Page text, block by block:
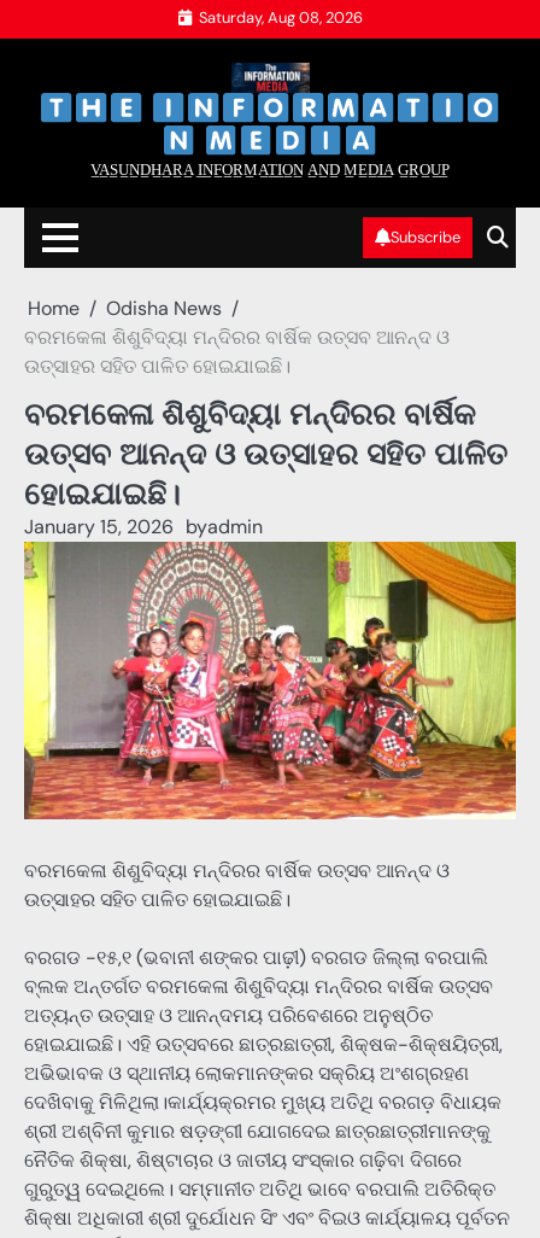
to
Saturday, Aug 08, 2026
V̲A̲S̲U̲N̲D̲H̲A̲R̲A̲ I̲N̲F̲O̲R̲M̲A̲T̲I̲O̲N̲ A̲N̲D̲ M̲E̲D̲I̲A̲ G̲R̲O̲U̲P̲
Subscribe
Home
Odisha News
ବରମକେଳା ଶିଶୁବିଦ୍ୟା ମନ୍ଦିରର ବାର୍ଷିକ ଉତ୍ସବ ଆନନ୍ଦ ଓ
ଉତ୍ସାହର ସହିତ ପାଳିତ ହୋଇଯାଇଛି।
ବରମକେଳା ଶିଶୁବିଦ୍ୟା ମନ୍ଦିରର ବାର୍ଷିକ
ଉତ୍ସବ ଆନନ୍ଦ ଓ ଉତ୍ସାହର ସହିତ ପାଳିତ
ହୋଇଯାଇଛି।
January 15, 2026 byadmin
ବରମକେଳା ଶିଶୁବିଦ୍ୟା ମନ୍ଦିରର ବାର୍ଷିକ ଉତ୍ସବ ଆନନ୍ଦ ଓ
ଉତ୍ସାହର ସହିତ ପାଳିତ ହୋଇଯାଇଛି।
ବରଗଡ -୧୫,୧ (ଭବାନୀ ଶଙ୍କର ପାଢ଼ୀ) ବରଗଡ ଜିଲ୍ଲା ବରପାଲି
ବ୍ଲକ ଅନ୍ତର୍ଗତ ବରମକେଳା ଶିଶୁବିଦ୍ୟା ମନ୍ଦିରର ବାର୍ଷିକ ଉତ୍ସବ
ଅତ୍ୟନ୍ତ ଉତ୍ସାହ ଓ ଆନନ୍ଦମୟ ପରିବେଶରେ ଅନୁଷ୍ଠିତ
ହୋଇଯାଇଛି। ଏହି ଉତ୍ସବରେ ଛାତ୍ରଛାତ୍ରୀ, ଶିକ୍ଷକ-ଶିକ୍ଷୟିତ୍ରୀ,
ଅଭିଭାବକ ଓ ସ୍ଥାନୀୟ ଲୋକମାନଙ୍କର ସକ୍ରିୟ ଅଂଶଗ୍ରହଣ
ଦେଖିବାକୁ ମିଳିଥିଲା।କାର୍ଯ୍ୟକ୍ରମର ମୁଖ୍ୟ ଅତିଥି ବରଗଡ଼ ବିଧାୟକ
ଶ୍ରୀ ଅଶ୍ବିନୀ କୁମାର ଷଡ଼ଙ୍ଗୀ ଯୋଗଦେଇ ଛାତ୍ରଛାତ୍ରୀମାନଙ୍କୁ
ନୈତିକ ଶିକ୍ଷା, ଶିଷ୍ଟାଚାର ଓ ଜାତୀୟ ସଂସ୍କାର ଗଢ଼ିବା ଦିଗରେ
ଗୁରୁତ୍ୱ ଦେଇଥିଲେ। ସମ୍ମାନୀତ ଅତିଥି ଭାବେ ବରପାଲି ଅତିରିକ୍ତ
ଶିକ୍ଷା ଅଧିକାରୀ ଶ୍ରୀ ଦୁର୍ଯୋଧନ ସିଂ ଏବଂ ବିଇଓ କାର୍ଯ୍ୟାଳୟ ପୂର୍ବତନ